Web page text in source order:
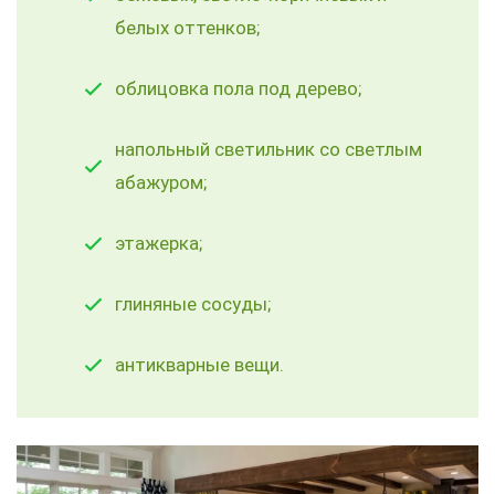
белых оттенков;
облицовка пола под дерево;
напольный светильник со светлым
абажуром;
этажерка;
глиняные сосуды;
антикварные вещи.